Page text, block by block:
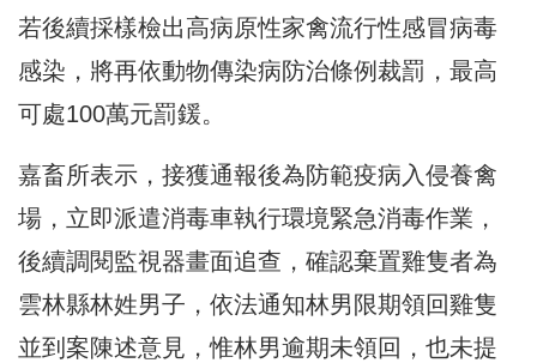
若後續採樣檢出高病原性家禽流行性感冒病毒
感染，將再依動物傳染病防治條例裁罰，最高
可處100萬元罰鍰。
嘉畜所表示，接獲通報後為防範疫病入侵養禽
場，立即派遣消毒車執行環境緊急消毒作業，
後續調閱監視器畫面追查，確認棄置雞隻者為
雲林縣林姓男子，依法通知林男限期領回雞隻
並到案陳述意見，惟林男逾期未領回，也未提